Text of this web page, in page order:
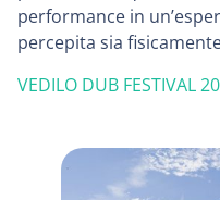
performance in
percepita sia
VEDILO DUB FESTIVAL